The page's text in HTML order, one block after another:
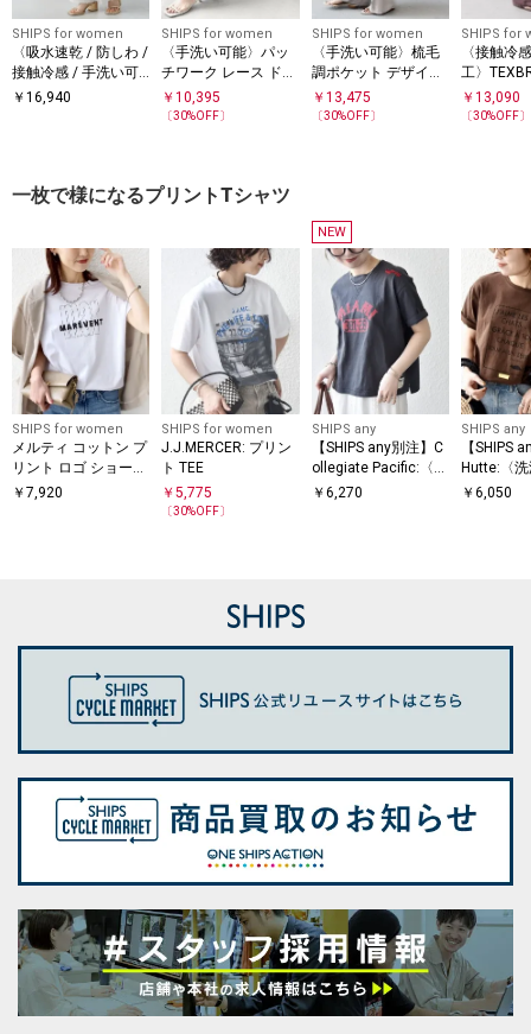
SHIPS for women
〈吸水速乾 / 防しわ /
接触冷感 / 手洗い可
能〉ツイル ドロスト
￥ 16,940
SHIPS for women
〈手洗い可能〉パッ
チワーク レース ドロ
スト パンツ
￥10,395
〔30%OFF〕
SHIPS for women
〈手洗い可能〉梳毛
調ポケット デザイン
ストレッチ ドロスト
パンツ
￥ 13,475
〔30%OFF〕
SHIPS for
〈接触冷
工〉
ドロスト
￥13,090
〔30%OFF〕
一枚で様になるプリントTシャツ
SHIPS for women
メルティ コットン プ
リント ロゴ ショート
スリーブ Tシャツ
￥ 7,920
SHIPS for women
J.J.MERCER: プリン
ト TEE
￥5,775
〔30%OFF〕
NEW
SHIPS any
【SHIPS any別注】C
ollegiate Pacific:〈洗
濯機可能〉V ガゼッ
￥ 6,270
SHIPS any
【SHIPS
Hutte:〈
能〉デザ
￥6,050